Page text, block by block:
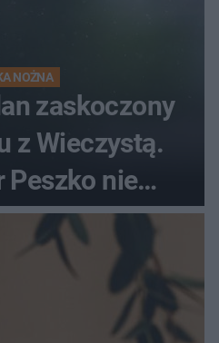
NOŻNA
zaskoczony
z Wieczystą.
Peszko nie
słowa?